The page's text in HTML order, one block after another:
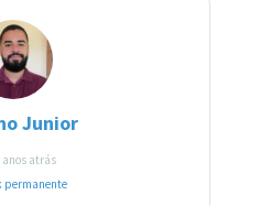
Junior
anos atrás
permanente